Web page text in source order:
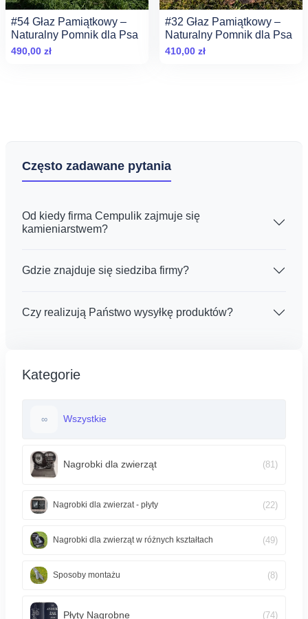
#54 Głaz Pamiątkowy –
Naturalny Pomnik dla Psa
490,00 zł
#32 Głaz Pamiątkowy –
Naturalny Pomnik dla Psa
410,00 zł
Często zadawane pytania
Od kiedy firma Cempulik zajmuje się
kamieniarstwem?
Gdzie znajduje się siedziba firmy?
Czy realizują Państwo wysyłkę produktów?
Kategorie
∞ Wszystkie
Nagrobki dla zwierząt (81)
Nagrobki dla zwierzat - płyty (22)
Nagrobki dla zwierząt w różnych kształtach (49)
Sposoby montażu (8)
Płyty Nagrobne (74)